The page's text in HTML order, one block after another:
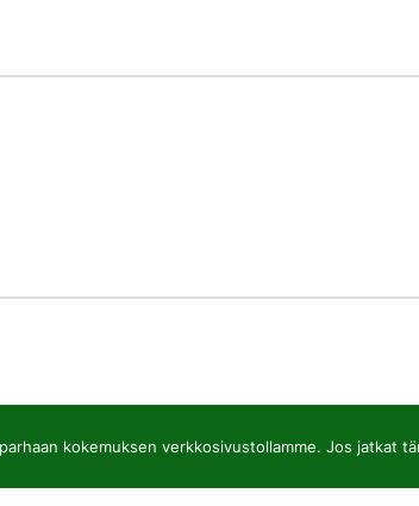
kokemuksen verkkosivustollamme. Jos jatkat